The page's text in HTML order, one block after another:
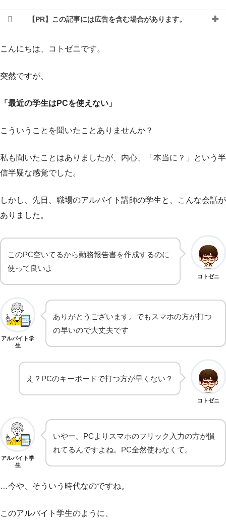
【PR】この記事には広告を含む場合があります。
こんにちは、コトゼニです。
突然ですが、
「最近の学生はPCを使えない」
こういうことを聞いたことありませんか？
私も聞いたことはありましたが、内心、「本当に？」という半
信半疑な感覚でした。
しかし、先日、職場のアルバイト講師の学生と、こんな会話が
ありました。
コトゼニ
このPC空いてるから勤務報告書を作成するのに
使って良いよ
アルバイト学
生
ありがとうございます。でもスマホの方が打つ
の早いので大丈夫です
コトゼニ
え？PCのキーボードで打つ方が早くない？
アルバイト学
生
いやー。PCよりスマホのフリック入力の方が慣
れてるんですよね。PC全然使わなくて。
…今や、そういう時代なのですね。
このアルバイト学生のように、